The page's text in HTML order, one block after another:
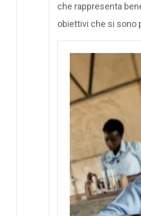
che rappresenta
obiettivi che si sono